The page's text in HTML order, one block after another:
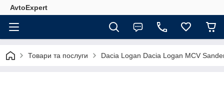
AvtoExpert
Товари та послуги Dacia Logan Dacia Logan MCV